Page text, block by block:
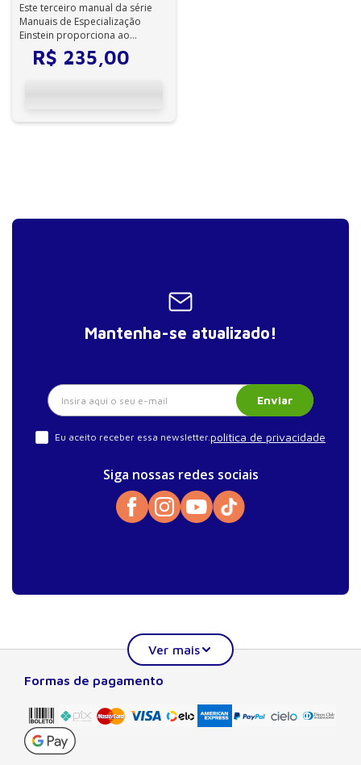
Este terceiro manual da série
Manuais de Especialização
Einstein proporciona ao
fisioterapeuta e demais
profissionais da...
R$ 235,00
Mantenha-se atualizado!
Enviar
Eu aceito receber essa newsletter.política de privacidade
Siga nossas redes sociais
A Editora Manole é líder em prover conteúdo essencial à
formação do estudante, do profissional nas áreas
científicas, técnicas e profissionais. Seu catálogo, com
Formas de pagamento